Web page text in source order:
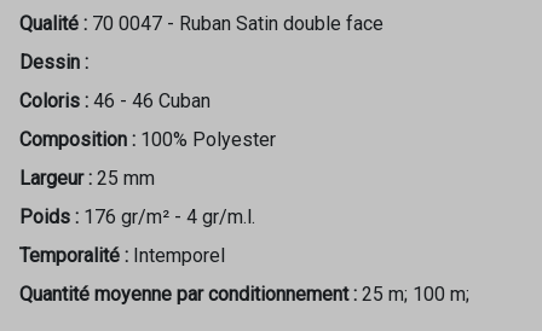
Qualité : 70 0047 - Ruban Satin double face
Dessin :
Coloris : 46 - 46 Cuban
Composition : 100% Polyester
Largeur : 25 mm
Poids : 176 gr/m² - 4 gr/m.l.
Temporalité : Intemporel
Quantité moyenne par conditionnement : 25 m; 100 m;